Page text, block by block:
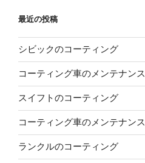
最近の投稿
シビックのコーティング
コーティング車のメンテナンス
スイフトのコーティング
コーティング車のメンテナンス
ランクルのコーティング